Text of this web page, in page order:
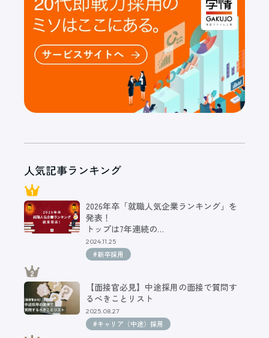
人気記事ランキング
2026年卒「就職人気企業ランキング」を
発表！
トップは7年連続の…
2024.11.25
#新卒採用
【面接官必見】中途採用の面接で質問す
るべきことリスト
2025.08.27
#キャリア（中途）採用